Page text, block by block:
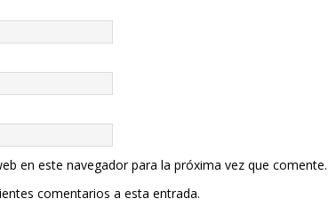
en este navegador para la próxima vez que comente.
comentarios a esta entrada.